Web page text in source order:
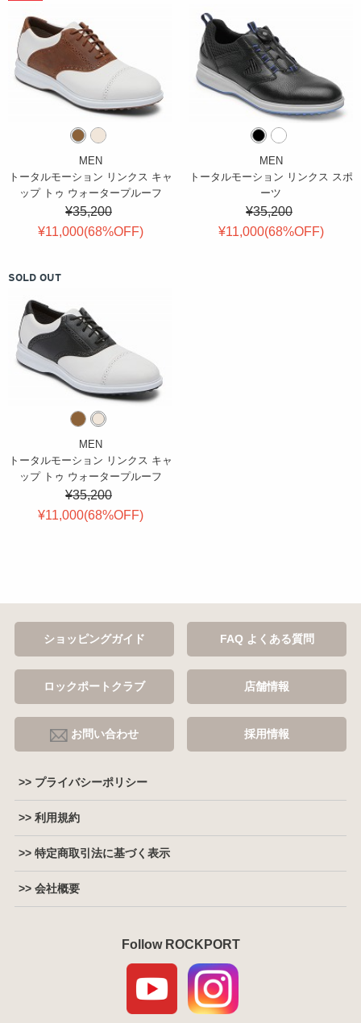
MEN
トータルモーション リンクス キャ
ップ トゥ ウォータープルーフ
¥35,200
¥11,000(68%OFF)
MEN
トータルモーション リンクス スポ
ーツ
¥35,200
¥11,000(68%OFF)
SOLD OUT
MEN
トータルモーション リンクス キャ
ップ トゥ ウォータープルーフ
¥35,200
¥11,000(68%OFF)
ショッピングガイド FAQ よくある質問
ロックポートクラブ 店舗情報
お問い合わせ 採用情報
>> プライバシーポリシー
>> 利用規約
>> 特定商取引法に基づく表示
>> 会社概要
Follow ROCKPORT